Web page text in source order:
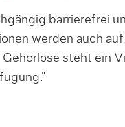
barrierefrei
werden auch
Gehörlose steht ein